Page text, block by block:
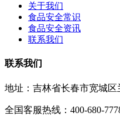
关于我们
食品安全常识
食品安全资讯
联系我们
联系我们
地址：吉林省长春市宽城区
全国客服热线：400-680-